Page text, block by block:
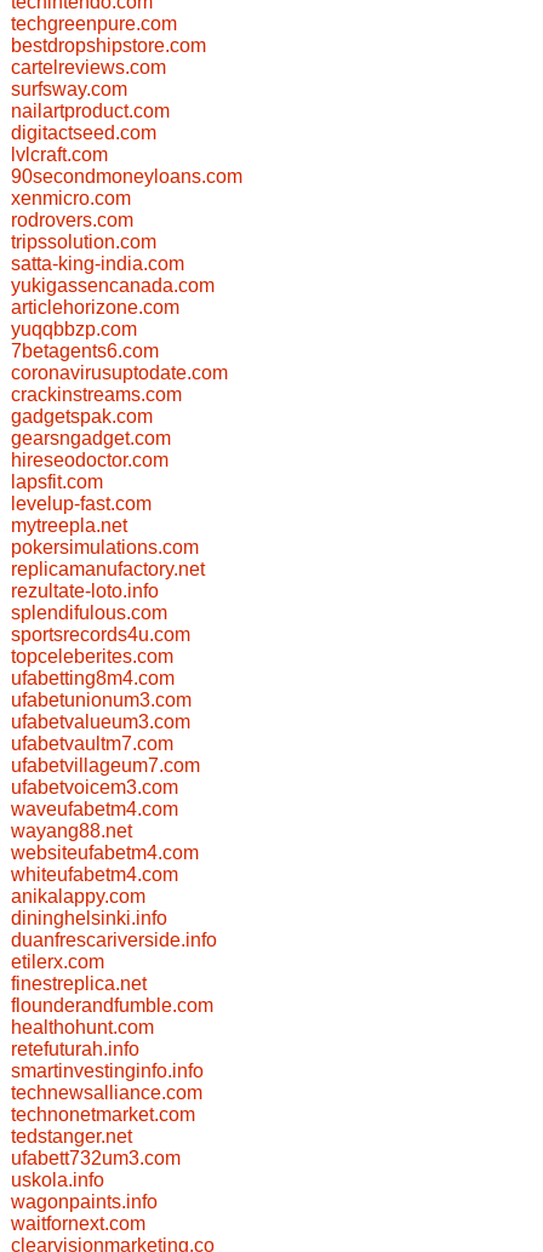
techgreenpure.com
bestdropshipstore.com
cartelreviews.com
surfsway.com
nailartproduct.com
digitactseed.com
lvlcraft.com
90secondmoneyloans.com
xenmicro.com
rodrovers.com
tripssolution.com
satta-king-india.com
yukigassencanada.com
articlehorizone.com
yuqqbbzp.com
7betagents6.com
coronavirusuptodate.com
crackinstreams.com
gadgetspak.com
gearsngadget.com
hireseodoctor.com
lapsfit.com
levelup-fast.com
mytreepla.net
pokersimulations.com
replicamanufactory.net
rezultate-loto.info
splendifulous.com
sportsrecords4u.com
topceleberites.com
ufabetting8m4.com
ufabetunionum3.com
ufabetvalueum3.com
ufabetvaultm7.com
ufabetvillageum7.com
ufabetvoicem3.com
waveufabetm4.com
wayang88.net
websiteufabetm4.com
whiteufabetm4.com
anikalappy.com
dininghelsinki.info
duanfrescariverside.info
etilerx.com
finestreplica.net
flounderandfumble.com
healthohunt.com
retefuturah.info
smartinvestinginfo.info
technewsalliance.com
technonetmarket.com
tedstanger.net
ufabett732um3.com
uskola.info
wagonpaints.info
waitfornext.com
clearvisionmarketing.co